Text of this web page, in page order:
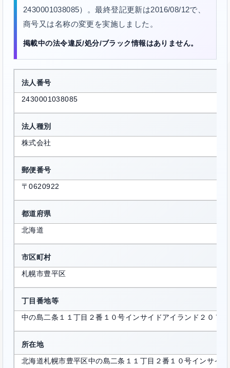
2430001038085）。最終登記更新は2016/08/12で、
商号又は名称の変更を実施しました。
掲載中の法令違反/処分/ブラック情報はありません。
法人番号
2430001038085
法人種別
株式会社
郵便番号
〒0620922
都道府県
北海道
市区町村
札幌市豊平区
丁目番地等
中の島二条１１丁目２番１０号インサイドアイランド２０７号
所在地
北海道札幌市豊平区中の島二条１１丁目２番１０号インサイ